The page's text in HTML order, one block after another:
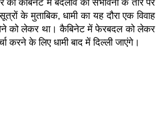
को कैबिनेट में बदलाव की संभावना के तौर पर
के मुताबिक, धामी का यह दौरा एक विवाह
को लेकर था। कैबिनेट में फेरबदल को लेकर
करने के लिए धामी बाद में दिल्ली जाएंगे।